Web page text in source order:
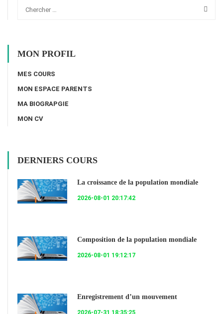
MON PROFIL
MES COURS
MON ESPACE PARENTS
MA BIOGRAPGIE
MON CV
DERNIERS COURS
La croissance de la population mondiale
2026-08-01 20:17:42
Composition de la population mondiale
2026-08-01 19:12:17
Enregistrement d’un mouvement